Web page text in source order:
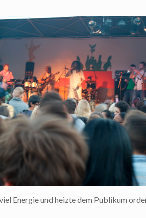
Energie und heizte dem Publikum